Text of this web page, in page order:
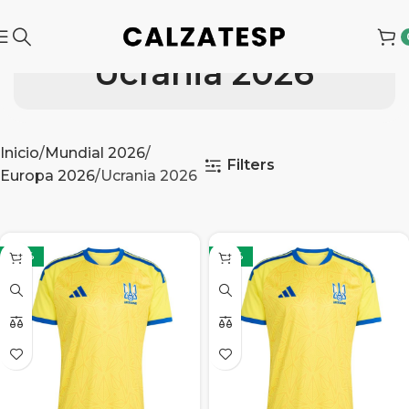
Ucrania 2026
Inicio Mundial 2026
Europa 2026 Ucrania 2026
Filters
-32% -32%